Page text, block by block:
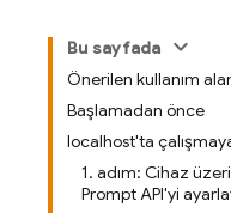
Bu sayfada
Önerilen kullanım
Başlamadan önce
localhost'ta
1. adım: Cihaz
Prompt API'yi